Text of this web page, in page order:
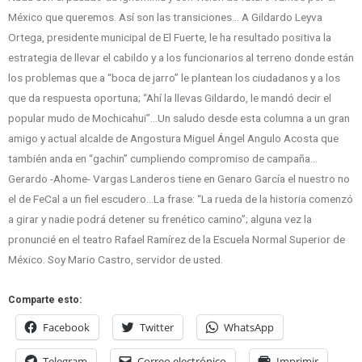
México que queremos. Así son las transiciones… A Gildardo Leyva
Ortega, presidente municipal de El Fuerte, le ha resultado positiva la
estrategia de llevar el cabildo y a los funcionarios al terreno donde están
los problemas que a “boca de jarro” le plantean los ciudadanos y a los
que da respuesta oportuna; “Ahí la llevas Gildardo, le mandó decir el
popular mudo de Mochicahui”…Un saludo desde esta columna a un gran
amigo y actual alcalde de Angostura Miguel Ángel Angulo Acosta que
también anda en “gachin” cumpliendo compromiso de campaña…
Gerardo -Ahome- Vargas Landeros tiene en Genaro García el nuestro no
el de FeCal a un fiel escudero…La frase: “La rueda de la historia comenzó
a girar y nadie podrá detener su frenético camino”; alguna vez la
pronuncié en el teatro Rafael Ramírez de la Escuela Normal Superior de
México. Soy Mario Castro, servidor de usted.
Comparte esto:
Facebook Twitter WhatsApp